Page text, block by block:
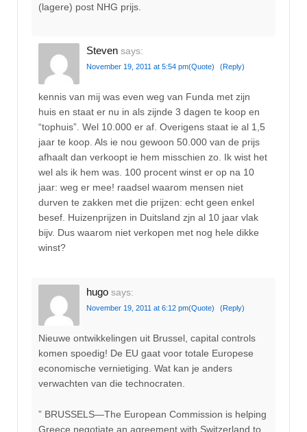
(lagere) post NHG prijs.
Steven says:
November 19, 2011 at 5:54 pm(Quote) (Reply)
kennis van mij was even weg van Funda met zijn
huis en staat er nu in als zijnde 3 dagen te koop en
“tophuis”. Wel 10.000 er af. Overigens staat ie al 1,5
jaar te koop. Als ie nou gewoon 50.000 van de prijs
afhaalt dan verkoopt ie hem misschien zo. Ik wist het
wel als ik hem was. 100 procent winst er op na 10
jaar: weg er mee! raadsel waarom mensen niet
durven te zakken met die prijzen: echt geen enkel
besef. Huizenprijzen in Duitsland zjn al 10 jaar vlak
bijv. Dus waarom niet verkopen met nog hele dikke
winst?
hugo says:
November 19, 2011 at 6:12 pm(Quote) (Reply)
Nieuwe ontwikkelingen uit Brussel, capital controls
komen spoedig! De EU gaat voor totale Europese
economische vernietiging. Wat kan je anders
verwachten van die technocraten.
” BRUSSELS—The European Commission is helping
Greece negotiate an agreement with Switzerland to